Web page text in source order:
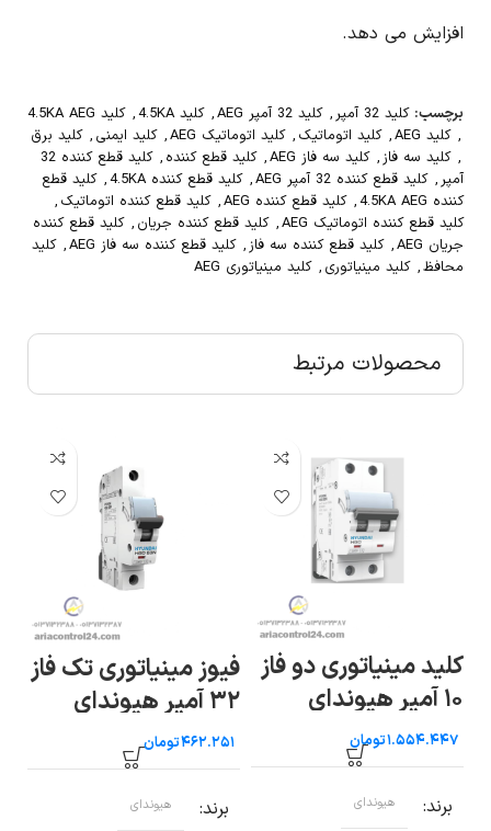
افزایش می دهد.
برچسب: کلید 32 آمپر , کلید 32 آمپر AEG , کلید 4.5KA , کلید 4.5KA AEG
, کلید AEG , کلید اتوماتیک , کلید اتوماتیک AEG , کلید ایمنی , کلید برق
, کلید سه فاز, کلید سه فاز AEG , کلید قطع کننده ,
کلید قطع کننده 32
آمپر, کلید قطع کننده 32 آمپر AEG , کلید قطع کننده 4.5KA , کلید قطع
کننده 4.5KA AEG
, کلید قطع کننده AEG , کلید قطع کننده اتوماتیک ,
کلید قطع کننده اتوماتیک AEG
, کلید قطع کننده جریان , کلید قطع کننده
جریان AEG
, کلید قطع کننده سه فاز, کلید قطع کننده سه فاز AEG , کلید
محافظ, کلید مینیاتوری , کلید مینیاتوری AEG
محصولات مرتبط
کلید مینیاتوری دو فاز
۱۰ آمپر هیوندای
تومان
برند هیوندای
فیوز مینیاتوری تک فاز
۳۲ آمپر هیوندای
تومان
برند هیوندای